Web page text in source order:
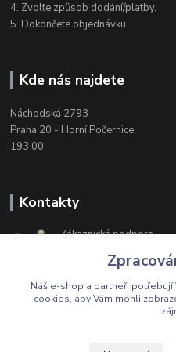
4. Zvolte způsob dodání/platby.
5. Dokončete objednávku.
Kde nás najdete
Náchodská 2793
Praha 20 - Horní Počernice
193 00
Kontakty
Zákaznická podpora
+420 603 174 975
Po-Čt, 8-16 hod. Pá 8-14
Náš e-shop a partneři potřebují
cookies, aby Vám mohli